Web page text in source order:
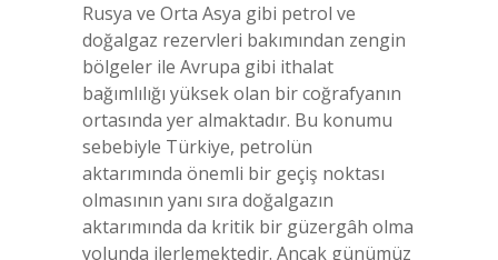
Rusya ve Orta Asya gibi petrol ve
doğalgaz rezervleri bakımından zengin
bölgeler ile Avrupa gibi ithalat
bağımlılığı yüksek olan bir coğrafyanın
ortasında yer almaktadır. Bu konumu
sebebiyle Türkiye, petrolün
aktarımında önemli bir geçiş noktası
olmasının yanı sıra doğalgazın
aktarımında da kritik bir güzergâh olma
yolunda ilerlemektedir. Ancak günümüz